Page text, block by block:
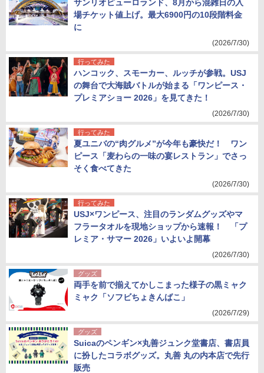
サンリオピューロランド、8月から混雑日の入
場チケット値上げ。最大6900円の10段階料金
に
(2026/7/30)
行ってみた
ハンコック、スモーカー、ルッチが参戦。USJ
の舞台で大海賊バトルが始まる「ワンピース・
プレミアショー 2026」を見てきた！
(2026/7/30)
行ってみた
夏ユニバの“肉グルメ”が今年も豪快だ！ ワン
ピース「麦わらの一味の宴レストラン」でさっ
そく食べてきた
(2026/7/30)
行ってみた
USJ×ワンピース、注目のランダムグッズやマ
フラータオルを現地ショップから速報！ 「プ
レミア・サマー 2026」いよいよ開幕
(2026/7/30)
グッズ
両手を前で揃えてかしこまった様子の黒ミャク
ミャク「ソフビちょきんばこ」
(2026/7/29)
グッズ
Suicaのペンギン×丸善ジュンク堂書店、書店員
に扮したコラボグッズ。丸善 丸の内本店で先行
販売